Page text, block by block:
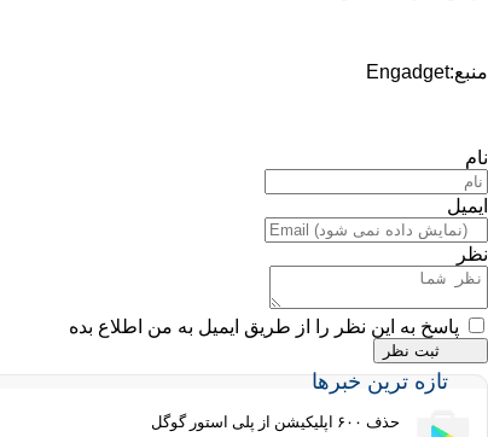
منبع:Engadget
نام
ایمیل
نظر
پاسخ به این نظر را از طریق ایمیل به من اطلاع بده
تازه ترین خبرها
حذف ۶۰۰ اپلیکیشن از پلی استور گوگل